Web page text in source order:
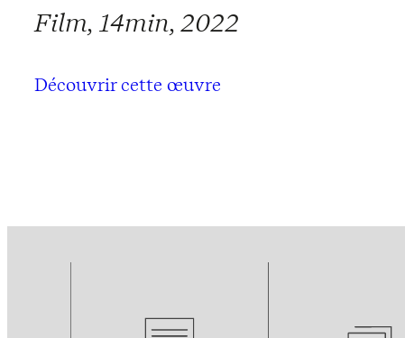
Film, 14min, 2022
Découvrir cette œuvre